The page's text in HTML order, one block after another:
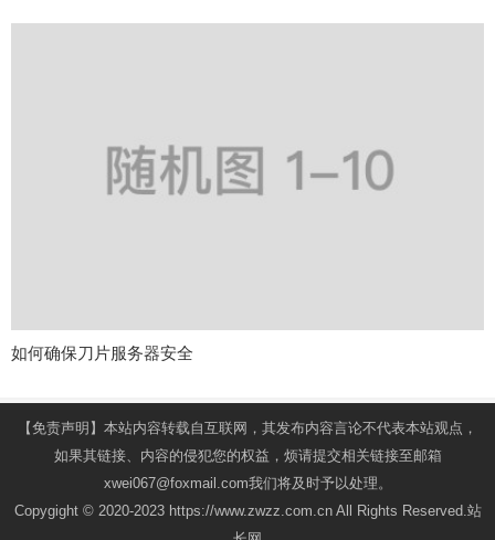
如何确保刀片服务器安全
【免责声明】本站内容转载自互联网，其发布内容言论不代表本站观点，
如果其链接、内容的侵犯您的权益，烦请提交相关链接至邮箱
xwei067@foxmail.com我们将及时予以处理。
Copygight © 2020-2023 https://www.zwzz.com.cn All Rights Reserved.站